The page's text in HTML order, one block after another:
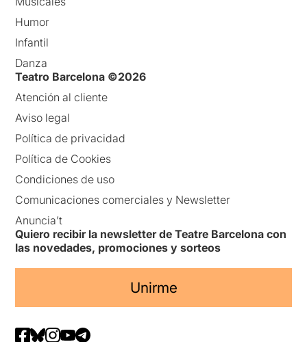
Humor
Infantil
Danza
Teatro Barcelona ©2026
Atención al cliente
Aviso legal
Política de privacidad
Política de Cookies
Condiciones de uso
Comunicaciones comerciales y Newsletter
Anuncia’t
Quiero recibir la newsletter de Teatre Barcelona con
las novedades, promociones y sorteos
Unirme